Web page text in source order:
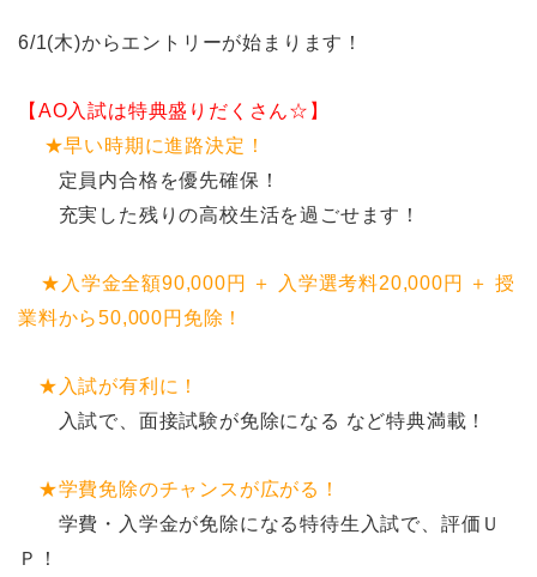
6/1(木)からエントリーが始まります！
【AO入試は特典盛りだくさん☆】
★早い時期に進路決定！
定員内合格を優先確保！
充実した残りの高校生活を過ごせます！
★入学金全額90,000円 ＋ 入学選考料20,000円 ＋ 授
業料から50,000円免除！
★入試が有利に！
入試で、面接試験が免除になる など特典満載！
★学費免除のチャンスが広がる！
学費・入学金が免除になる特待生入試で、評価Ｕ
Ｐ！